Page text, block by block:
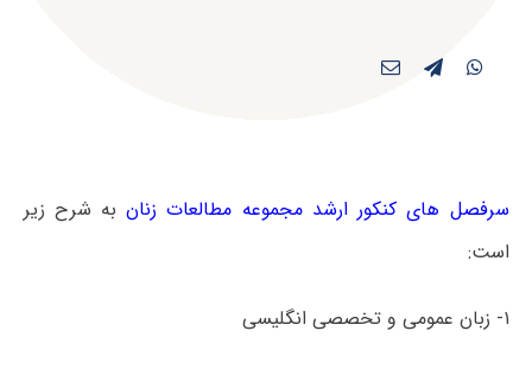
سرفصل های کنکور ارشد مجموعه مطالعات زنانبه شرح زیر
است:
۱- زبان عمومی و تخصصی انگلیسی